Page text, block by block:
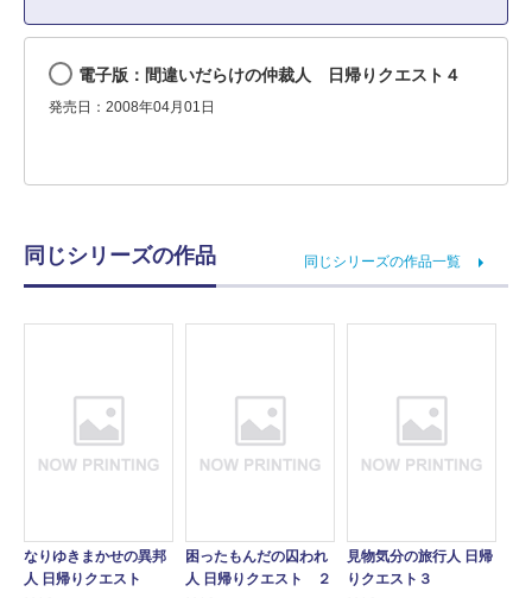
電子版：間違いだらけの仲裁人 日帰りクエスト４
発売日：2008年04月01日
同じシリーズの作品 同じシリーズの作品一覧
なりゆきまかせの異邦
人 日帰りクエスト
困ったもんだの囚われ
人 日帰りクエスト ２
見物気分の旅行人 日帰
りクエスト３